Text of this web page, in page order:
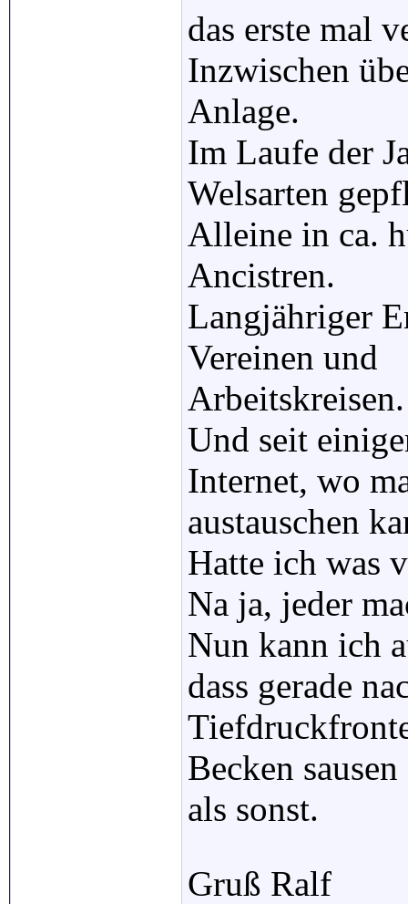
das erste mal
Inzwischen
Anlage.
Im Laufe der
Welsarten
Alleine in ca.
Ancistren.
Langjähriger
Vereinen und
Arbeitskreisen.
Und seit
Internet, wo
austauschen
Hatte ich was
Na ja, jeder
Nun kann ich
dass gerade
Becken sausen
als sonst.
Gruß Ralf